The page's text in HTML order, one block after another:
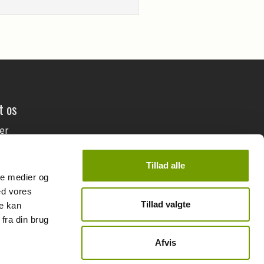
medier og
vores
kan
din brug
Tillad alle
Tillad valgte
Afvis
os